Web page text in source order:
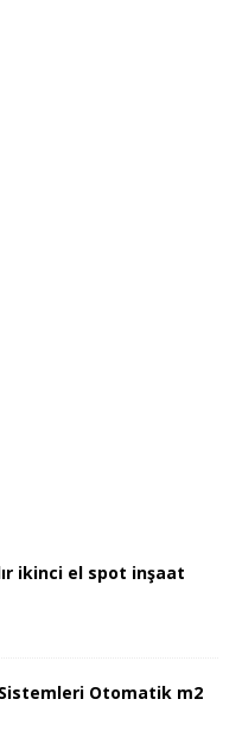
ikinci el spot inşaat
Otomatik m2